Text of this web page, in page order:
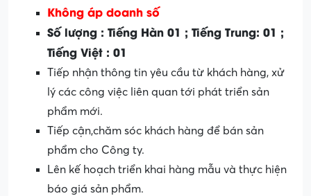
Không áp doanh số
Số lượng : Tiếng Hàn 01 ; Tiếng Trung: 01 ;
Tiếng Việt : 01
Tiếp nhận thông tin yêu cầu từ khách hàng, xử
lý các công việc liên quan tới phát triển sản
phẩm mới.
Tiếp cận,chăm sóc khách hàng để bán sản
phẩm cho Công ty.
Lên kế hoạch triển khai hàng mẫu và thực hiện
báo giá sản phẩm.